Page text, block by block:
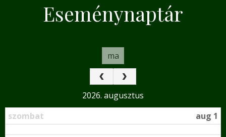
Eseménynaptár
ma
2026. augusztus
szombat
aug 1